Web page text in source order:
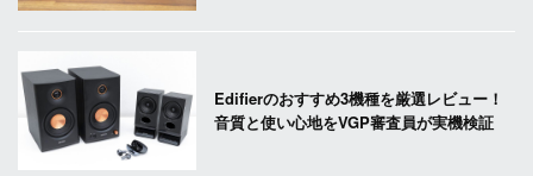
Edifierのおすすめ3機種を厳選レビュー！
音質と使い心地をVGP審査員が実機検証